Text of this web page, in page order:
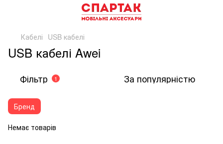
Кабелі USB кабелі
USB кабелі Awei
Фільтр 1 За популярністю
Бренд
Немає товарів